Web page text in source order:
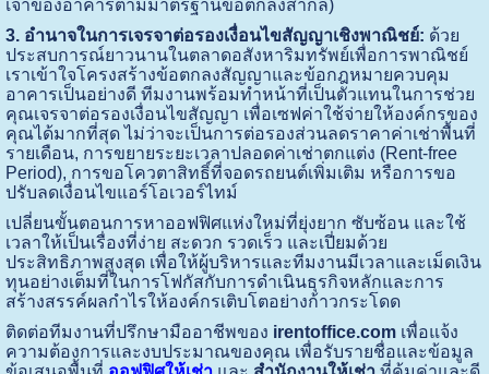
เจ้าของอาคารตามมาตรฐานข้อตกลงสากล)
3. อำนาจในการเจรจาต่อรองเงื่อนไขสัญญาเชิงพาณิชย์: ด้วย
ประสบการณ์ยาวนานในตลาดอสังหาริมทรัพย์เพื่อการพาณิชย์
เราเข้าใจโครงสร้างข้อตกลงสัญญาและข้อกฎหมายควบคุม
อาคารเป็นอย่างดี ทีมงานพร้อมทำหน้าที่เป็นตัวแทนในการช่วย
คุณเจรจาต่อรองเงื่อนไขสัญญา เพื่อเซฟค่าใช้จ่ายให้องค์กรของ
คุณได้มากที่สุด ไม่ว่าจะเป็นการต่อรองส่วนลดราคาค่าเช่าพื้นที่
รายเดือน, การขยายระยะเวลาปลอดค่าเช่าตกแต่ง (Rent-free
Period), การขอโควตาสิทธิ์ที่จอดรถยนต์เพิ่มเติม หรือการขอ
ปรับลดเงื่อนไขแอร์โอเวอร์ไทม์
เปลี่ยนขั้นตอนการหาออฟฟิศแห่งใหม่ที่ยุ่งยาก ซับซ้อน และใช้
เวลาให้เป็นเรื่องที่ง่าย สะดวก รวดเร็ว และเปี่ยมด้วย
ประสิทธิภาพสูงสุด เพื่อให้ผู้บริหารและทีมงานมีเวลาและเม็ดเงิน
ทุนอย่างเต็มที่ในการโฟกัสกับการดำเนินธุรกิจหลักและการ
สร้างสรรค์ผลกำไรให้องค์กรเติบโตอย่างก้าวกระโดด
ติดต่อทีมงานที่ปรึกษามืออาชีพของ irentoffice.comเพื่อแจ้ง
ความต้องการและงบประมาณของคุณ เพื่อรับรายชื่อและข้อมูล